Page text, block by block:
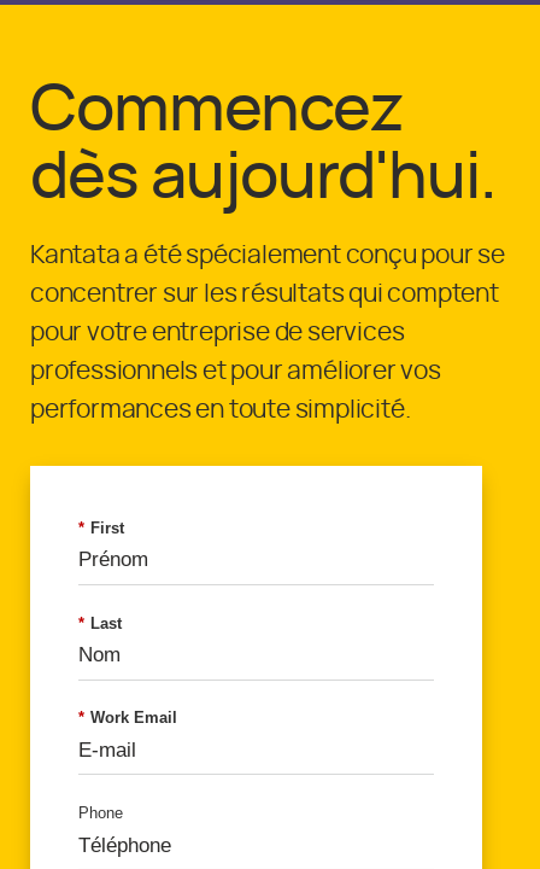
Commencez
dès aujourd'hui.
Kantata a été spécialement conçu pour se
concentrer sur les résultats qui comptent
pour votre entreprise de services
professionnels et pour améliorer vos
performances en toute simplicité.
* First
* Last
* Work Email
Phone